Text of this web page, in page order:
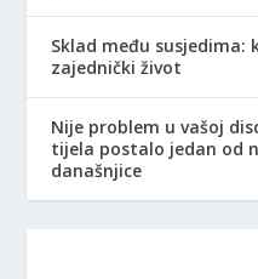
Sklad među
zajednički život
Nije problem u vašoj
tijela postalo jedan od
današnjice